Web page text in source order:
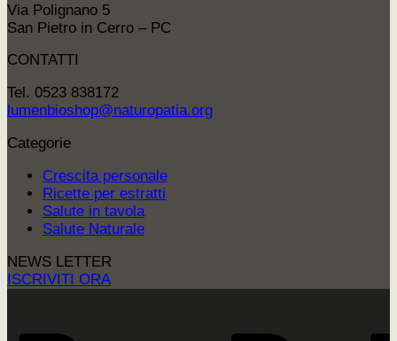
Via Polignano 5
San Pietro in Cerro – PC
CONTATTI
Tel. 0523 838172
lumenbioshop@naturopatia.org
Categorie
Crescita personale
Ricette per estratti
Salute in tavola
Salute Naturale
NEWS LETTER
ISCRIVITI ORA